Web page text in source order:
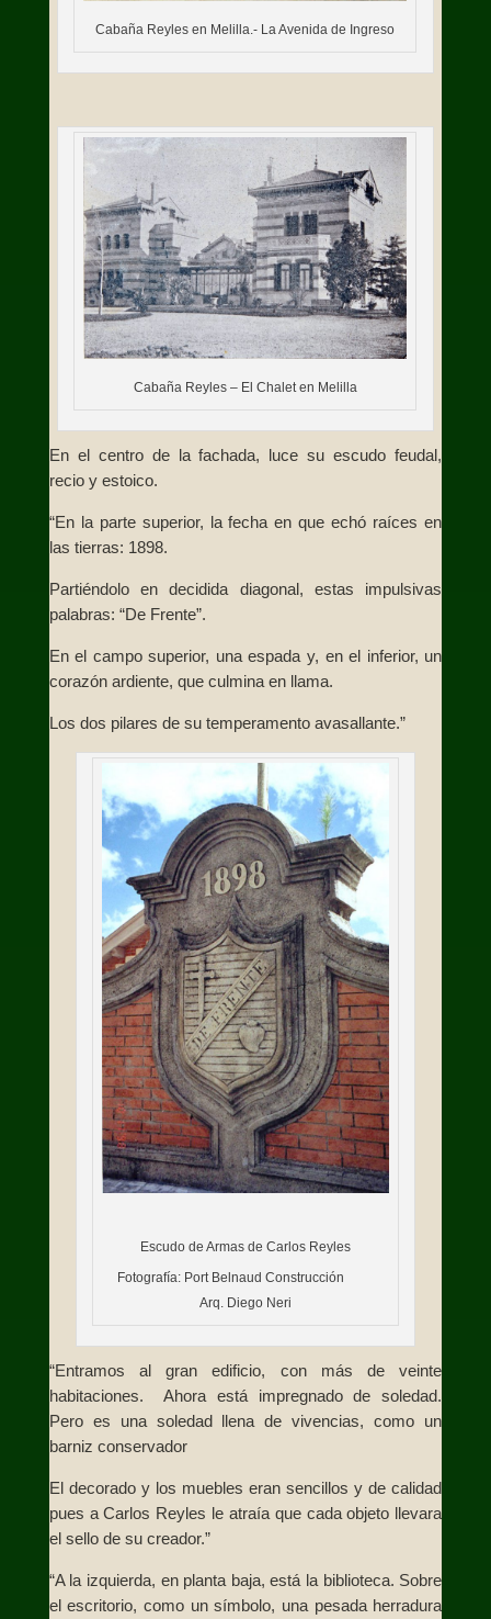
Cabaña Reyles en Melilla.- La Avenida de Ingreso
Cabaña Reyles – El Chalet en Melilla
En el centro de la fachada, luce su escudo feudal,
recio y estoico.
“En la parte superior, la fecha en que echó raíces en
las tierras: 1898.
Partiéndolo en decidida diagonal, estas impulsivas
palabras: “De Frente”.
En el campo superior, una espada y, en el inferior, un
corazón ardiente, que culmina en llama.
Los dos pilares de su temperamento avasallante.”
Escudo de Armas de Carlos Reyles
Fotografía: Port Belnaud Construcción
Arq. Diego Neri
“Entramos al gran edificio, con más de veinte
habitaciones. Ahora está impregnado de soledad.
Pero es una soledad llena de vivencias, como un
barniz conservador
El decorado y los muebles eran sencillos y de calidad
pues a Carlos Reyles le atraía que cada objeto llevara
el sello de su creador.”
“A la izquierda, en planta baja, está la biblioteca. Sobre
el escritorio, como un símbolo, una pesada herradura